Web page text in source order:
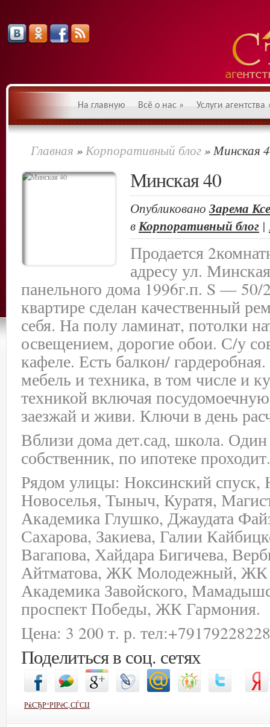
На главную Всё о нас » Услуги агентства
Главная »Корпоративный блог»Минская
Минская 40
Опубликовано Зарема
вКорпоративный блог |
Продается
адресу ул.
панельного дома 1996г.п. S —
квартире сделан качественный
себя. На полу ламинат, потолки
освещением, дорогие обои. С/у
кафеле. Есть балкон/ гардеробная.
мебель и техника, в том числе и
техникой включая
заезжай и живи. Ключи в день
Вблизи дома дет.сад, школа.
собственник, по ипотеке проходит.
Рядом улицы: Ноксинский
Новоселья, Тыныч, Куратя,
Академика Глушко, Джаудата
Сахарова, Закиева, Галии
Вагапова, Хайдара Бигичева,
Айтматова, ЖК Молодежный,
Академика Завойского,
проспект Победы, ЖК Гармония.
Цена: 3 200 т. р. тел:+79179228228
Поделиться в соц. сетях
РќСЂР°РІРёС‚СЃСЏ